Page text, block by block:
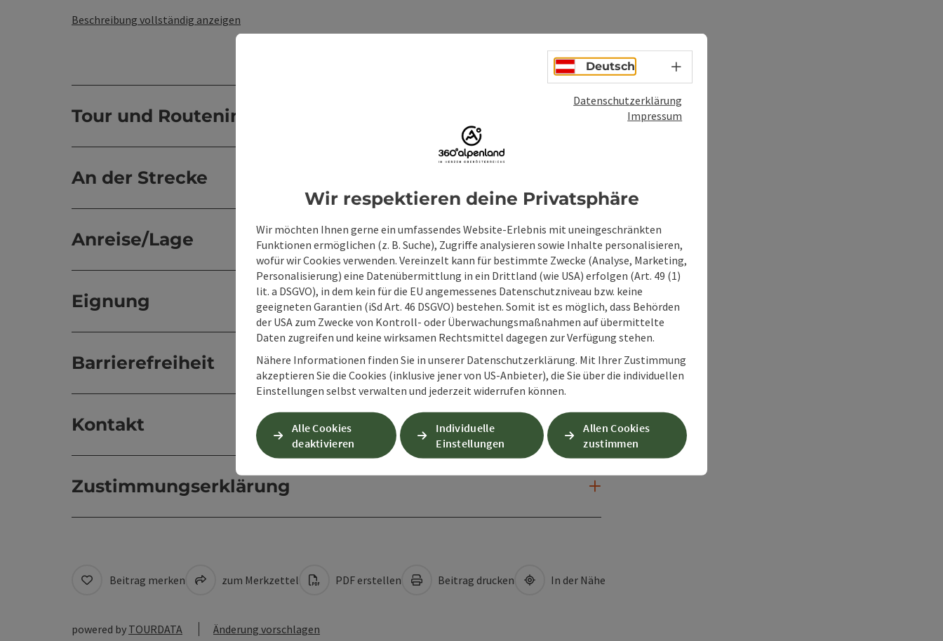
Beschreibung vollständig anzeigen
Tour und Routeninformationen
An der Strecke
Anreise/Lage
Eignung
Barrierefreiheit
Kontakt
Zustimmungserklärung
Beitrag merken zum Merkzettel PDF erstellen Beitrag drucken In der Nähe
powered by TOURDATA Änderung vorschlagen
Deutsch Sprachwahl - Menü öffnen
Datenschutzerklärung
Impressum
Wir respektieren deine Privatsphäre
Wir möchten Ihnen gerne ein umfassendes Website-Erlebnis mit uneingeschränkten
Funktionen ermöglichen (z. B. Suche), Zugriffe analysieren sowie Inhalte personalisieren,
wofür wir Cookies verwenden. Vereinzelt kann für bestimmte Zwecke (Analyse, Marketing,
Personalisierung) eine Datenübermittlung in ein Drittland (wie USA) erfolgen (Art. 49 (1)
lit. a DSGVO), in dem kein für die EU angemessenes Datenschutzniveau bzw. keine
geeigneten Garantien (iSd Art. 46 DSGVO) bestehen. Somit ist es möglich, dass Behörden
der USA zum Zwecke von Kontroll- oder Überwachungsmaßnahmen auf übermittelte
Daten zugreifen und keine wirksamen Rechtsmittel dagegen zur Verfügung stehen.
Nähere Informationen finden Sie in unserer Datenschutzerklärung. Mit Ihrer Zustimmung
akzeptieren Sie die Cookies (inklusive jener von US-Anbieter), die Sie über die individuellen
Einstellungen selbst verwalten und jederzeit widerrufen können.
Alle Cookies
deaktivieren
Individuelle
Einstellungen
Allen Cookies
zustimmen